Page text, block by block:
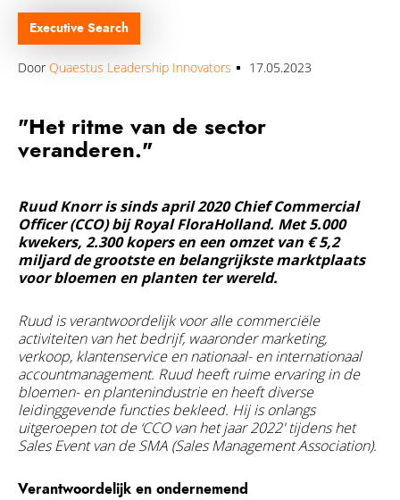
Over Quaestus
Nieuws & insights
Secure Base Leadership
Ons Team
Werken bij
Internationaal
Onze Partners
Certificering
Contact
Executive Search
DoorQuaestus Leadership Innovators 17.05.2023
"Het ritme van de sector
veranderen."
Ruud Knorr is sinds april 2020 Chief Commercial
Officer (CCO) bij Royal FloraHolland. Met 5.000
kwekers, 2.300 kopers en een omzet van € 5,2
miljard de grootste en belangrijkste marktplaats
voor bloemen en planten ter wereld.
Ruud is verantwoordelijk voor alle commerciële
activiteiten van het bedrijf, waaronder marketing,
verkoop, klantenservice en nationaal- en internationaal
accountmanagement. Ruud heeft ruime ervaring in de
bloemen- en plantenindustrie en heeft diverse
leidinggevende functies bekleed. Hij is onlangs
uitgeroepen tot de ‘CCO van het jaar 2022' tijdens het
Sales Event van de SMA (Sales Management Association).
Verantwoordelijk en ondernemend